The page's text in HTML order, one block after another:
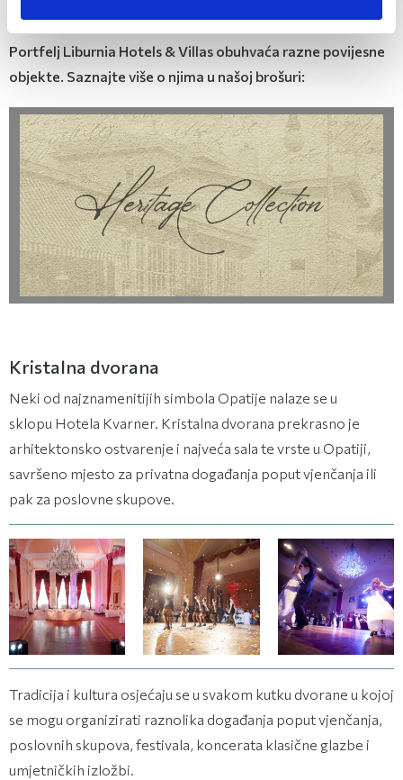
Portfelj Liburnia Hotels & Villas obuhvaća razne povijesne
objekte. Saznajte više o njima u našoj brošuri:
Kristalna dvorana
Neki od najznamenitijih simbola Opatije nalaze se u
sklopu Hotela Kvarner. Kristalna dvorana prekrasno je
arhitektonsko ostvarenje i najveća sala te vrste u Opatiji,
savršeno mjesto za privatna događanja poput vjenčanja ili
pak za poslovne skupove.
(8 fotografija) (8 fotografija) (8 fotografija)
Tradicija i kultura osjećaju se u svakom kutku dvorane u kojoj
se mogu organizirati raznolika događanja poput vjenčanja,
poslovnih skupova, festivala, koncerata klasične glazbe i
umjetničkih izložbi.